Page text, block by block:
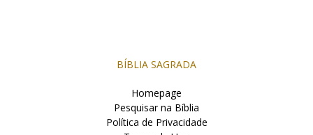
BÍBLIA SAGRADA
Homepage
Pesquisar na Bíblia
Política de Privacidade